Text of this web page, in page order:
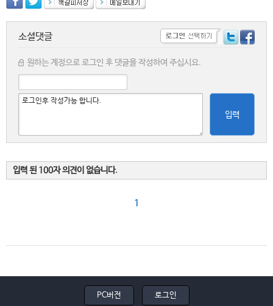
소셜댓글
원하는 계정으로 로그인 후 댓글을 작성하여 주십시요.
입력
입력 된 100자 의견이 없습니다.
1
PC버전 로그인